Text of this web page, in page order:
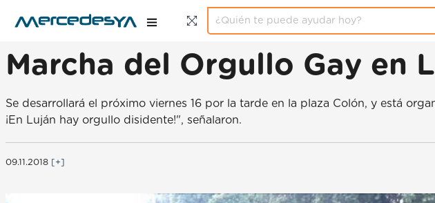
Marcha del Orgullo Gay en
Se desarrollará el próximo viernes 16 por la tarde en la plaza Colón, y está
¡En Luján hay orgullo disidente!", señalaron.
09.11.2018 [+]